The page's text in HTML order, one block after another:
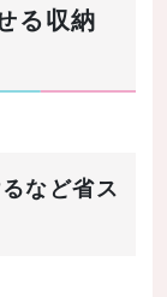
る収納
など省ス